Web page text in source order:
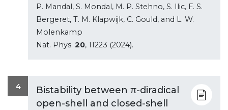
P. Mandal, S. Mondal, M. P. Stehno, S. Ilic, F. S.
Bergeret, T. M. Klapwijk, C. Gould, and L. W.
Molenkamp
Nat. Phys. 20, 11223 (2024).
4
Bistability between π-diradical
open-shell and closed-shell